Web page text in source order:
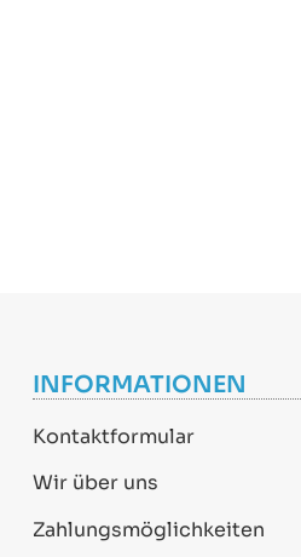
INFORMATIONEN
Kontaktformular
Wir über uns
Zahlungsmöglichkeiten